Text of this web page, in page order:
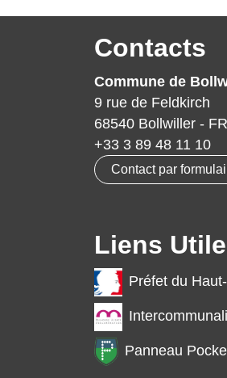
Contacts
Commune de
9 rue de Feldkirch
68540 Bollwiller -
+33 3 89 48 11 10
Contact par
Liens
Préfet du
Panneau